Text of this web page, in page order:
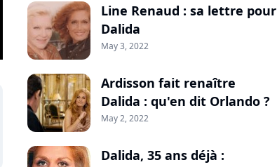
Line Renaud : sa lettre pour
Dalida
May 3, 2022
Ardisson fait renaître
Dalida : qu'en dit Orlando ?
May 2, 2022
Dalida, 35 ans déjà :